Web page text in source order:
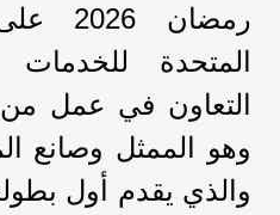
المتحدة للخدمات
التعاون في عمل
وهو الممثل وصانع
والذي يقدم أول